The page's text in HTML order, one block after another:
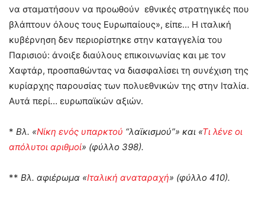
να σταματήσουν να προωθούν εθνικές στρατηγικές που
βλάπτουν όλους τους Ευρωπαίους», είπε… Η ιταλική
κυβέρνηση δεν περιορίστηκε στην καταγγελία του
Παρισιού: άνοιξε διαύλους επικοινωνίας και με τον
Χαφτάρ, προσπαθώντας να διασφαλίσει τη συνέχιση της
κυρίαρχης παρουσίας των πολυεθνικών της στην Ιταλία.
Αυτά περί… ευρωπαϊκών αξιών.
* Βλ. «Νίκη ενός υπαρκτού “λαϊκισμού”» και «Τι λένε οι
απόλυτοι αριθμοί» (φύλλο 398).
** Βλ. αφιέρωμα «Ιταλική αναταραχή» (φύλλο 410).